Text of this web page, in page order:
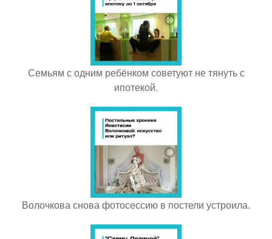
Семьям с одним ребёнком советуют не тянуть с
ипотекой.
Волочкова снова фотосессию в постели устроила.